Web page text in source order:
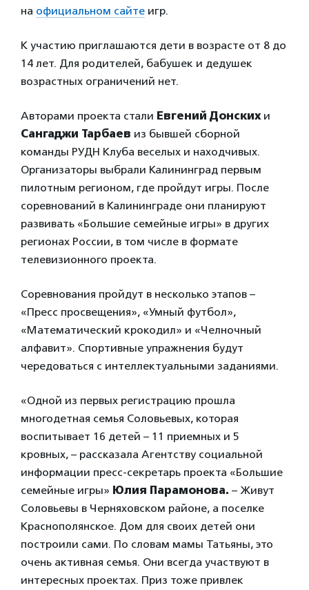
на официальном сайте игр.
К участию приглашаются дети в возрасте от 8 до
14 лет. Для родителей, бабушек и дедушек
возрастных ограничений нет.
Авторами проекта стали Евгений Донских и
Сангаджи Тарбаев из бывшей сборной
команды РУДН Клуба веселых и находчивых.
Организаторы выбрали Калининград первым
пилотным регионом, где пройдут игры. После
соревнований в Калининграде они планируют
развивать «Большие семейные игры» в других
регионах России, в том числе в формате
телевизионного проекта.
Соревнования пройдут в несколько этапов –
«Пресс просвещения», «Умный футбол»,
«Математический крокодил» и «Челночный
алфавит». Спортивные упражнения будут
чередоваться с интеллектуальными заданиями.
«Одной из первых регистрацию прошла
многодетная семья Соловьевых, которая
воспитывает 16 детей – 11 приемных и 5
кровных, – рассказала Агентству социальной
информации пресс-секретарь проекта «Большие
семейные игры» Юлия Парамонова. – Живут
Соловьевы в Черняховском районе, а поселке
Краснополянское. Дом для своих детей они
построили сами. По словам мамы Татьяны, это
очень активная семья. Они всегда участвуют в
интересных проектах. Приз тоже привлек